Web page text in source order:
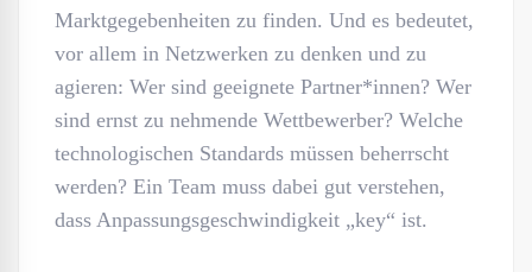
Marktgegebenheiten zu finden. Und es bedeutet,
vor allem in Netzwerken zu denken und zu
agieren: Wer sind geeignete Partner*innen? Wer
sind ernst zu nehmende Wettbewerber? Welche
technologischen Standards müssen beherrscht
werden? Ein Team muss dabei gut verstehen,
dass Anpassungsgeschwindigkeit „key“ ist.